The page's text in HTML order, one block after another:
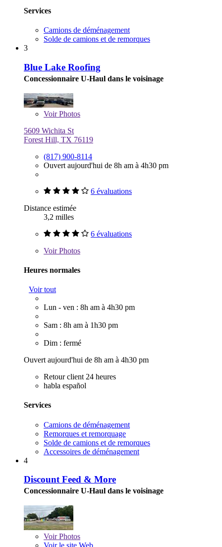
Services
Camions de déménagement
Solde de camions et de remorques
3
Blue Lake Roofing
Concessionnaire U-Haul dans le voisinage
VoirPhotos
5609 Wichita St
Forest Hill, TX 76119
(817) 900-8114
Ouvert aujourd'hui de 8h am à 4h30 pm
6 évaluations
Distance estimée
3,2 milles
6 évaluations
VoirPhotos
Heures normales
Voir tout
Lun - ven : 8h am à 4h30 pm
Sam : 8h am à 1h30 pm
Dim : fermé
Ouvert aujourd'hui de 8h am à 4h30 pm
Retour client 24 heures
habla español
Services
Camions de déménagement
Remorques et remorquage
Solde de camions et de remorques
Accessoires de déménagement
4
Discount Feed & More
Concessionnaire U-Haul dans le voisinage
VoirPhotos
Voir le site Web